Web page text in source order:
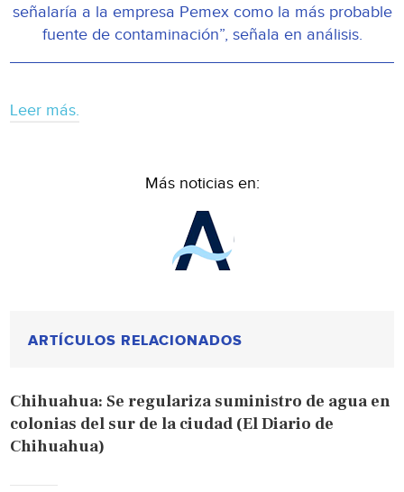
señalaría a la empresa Pemex como la más probable
fuente de contaminación”, señala en análisis.
Leer más.
Más noticias en:
ARTÍCULOS RELACIONADOS
Chihuahua: Se regulariza suministro de agua en
colonias del sur de la ciudad (El Diario de
Chihuahua)